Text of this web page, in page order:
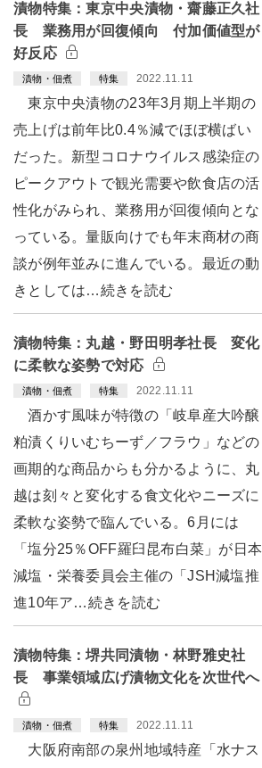
漬物特集：東京中央漬物・齋藤正久社
長 業務用が回復傾向 付加価値型が
好反応
漬物・佃煮 特集 2022.11.11
東京中央漬物の23年3月期上半期の
売上げは前年比0.4％減でほぼ横ばい
だった。新型コロナウイルス感染症の
ピークアウトで観光需要や飲食店の活
性化がみられ、業務用が回復傾向とな
っている。量販向けでも年末商材の商
談が例年並みに進んでいる。最近の動
きとしては…続きを読む
漬物特集：丸越・野田明孝社長 変化
に柔軟な姿勢で対応
漬物・佃煮 特集 2022.11.11
酒かす風味が特徴の「岐阜産大吟醸
粕漬くりいむちーず／フラウ」などの
画期的な商品からも分かるように、丸
越は刻々と変化する食文化やニーズに
柔軟な姿勢で臨んでいる。6月には
「塩分25％OFF羅臼昆布白菜」が日本
減塩・栄養委員会主催の「JSH減塩推
進10年ア…続きを読む
漬物特集：堺共同漬物・林野雅史社
長 事業領域広げ漬物文化を次世代へ
漬物・佃煮 特集 2022.11.11
大阪府南部の泉州地域特産「水ナス